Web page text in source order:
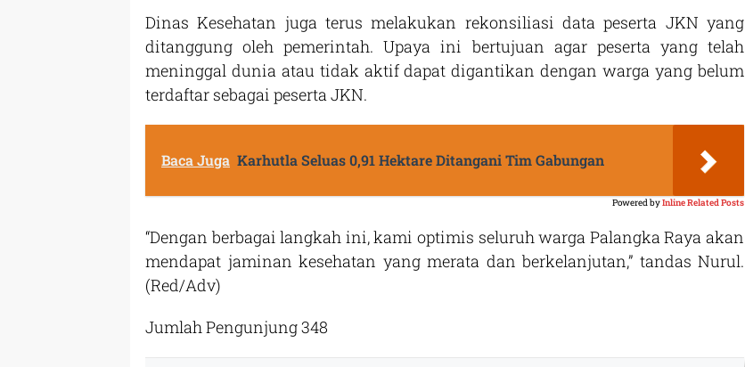
Dinas Kesehatan juga terus melakukan rekonsiliasi data peserta JKN yang
ditanggung oleh pemerintah. Upaya ini bertujuan agar peserta yang telah
meninggal dunia atau tidak aktif dapat digantikan dengan warga yang belum
terdaftar sebagai peserta JKN.
Baca Juga Karhutla Seluas 0,91 Hektare Ditangani Tim Gabungan
Powered byInline Related Posts
“Dengan berbagai langkah ini, kami optimis seluruh warga Palangka Raya akan
mendapat jaminan kesehatan yang merata dan berkelanjutan,” tandas Nurul.
(Red/Adv)
Jumlah Pengunjung348